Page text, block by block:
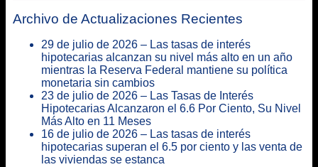
Archivo de Actualizaciones Recientes
29 de julio de 2026 – Las tasas de interés
hipotecarias alcanzan su nivel más alto en un año
mientras la Reserva Federal mantiene su política
monetaria sin cambios
23 de julio de 2026 – Las Tasas de Interés
Hipotecarias Alcanzaron el 6.6 Por Ciento, Su Nivel
Más Alto en 11 Meses
16 de julio de 2026 – Las tasas de interés
hipotecarias superan el 6.5 por ciento y las venta de
las viviendas se estanca